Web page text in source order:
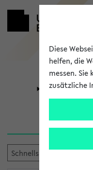
Universität
Diese
helfen, die
messen.
zusätzliche